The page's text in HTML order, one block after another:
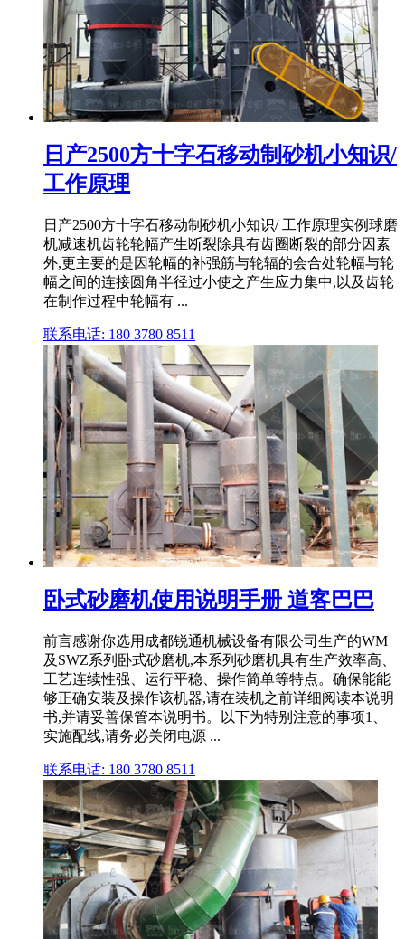
日产2500方十字石移动制砂机小知识/
工作原理
日产2500方十字石移动制砂机小知识/ 工作原理实例球磨
机减速机齿轮轮幅产生断裂除具有齿圈断裂的部分因素
外,更主要的是因轮幅的补强筋与轮辐的会合处轮幅与轮
幅之间的连接圆角半径过小使之产生应力集中,以及齿轮
在制作过程中轮幅有 ...
联系电话: 180 3780 8511
卧式砂磨机使用说明手册 道客巴巴
前言感谢你选用成都锐通机械设备有限公司生产的WM
及SWZ系列卧式砂磨机,本系列砂磨机具有生产效率高、
工艺连续性强、运行平稳、操作简单等特点。确保能能
够正确安装及操作该机器,请在装机之前详细阅读本说明
书,并请妥善保管本说明书。以下为特别注意的事项1、
实施配线,请务必关闭电源 ...
联系电话: 180 3780 8511